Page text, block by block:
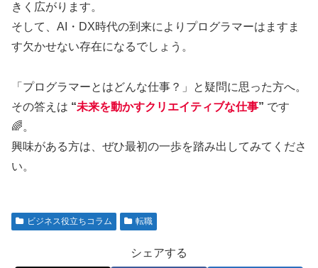
きく広がります。
そして、AI・DX時代の到来によりプログラマーはますま
す欠かせない存在になるでしょう。
「プログラマーとはどんな仕事？」と疑問に思った方へ。
その答えは “未来を動かすクリエイティブな仕事” です
🌈。
興味がある方は、ぜひ最初の一歩を踏み出してみてくださ
い。
ビジネス役立ちコラム 転職
シェアする